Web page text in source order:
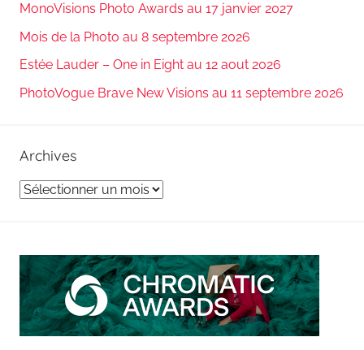
MonoVisions Photo Awards au 17 janvier 2027
Mois de la Photo au 8 septembre 2026
Estée Lauder – One in Eight au 12 aout 2026
PhotoVogue Brave New Visions au 11 septembre 2026
Archives
Archives